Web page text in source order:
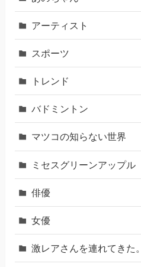
アーティスト
スポーツ
トレンド
バドミントン
マツコの知らない世界
ミセスグリーンアップル
俳優
女優
激レアさんを連れてきた。